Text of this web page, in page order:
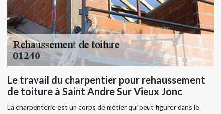
Le travail du charpentier pour rehaussement
de toiture à Saint Andre Sur Vieux Jonc
La charpenterie est un corps de métier qui peut figurer dans le